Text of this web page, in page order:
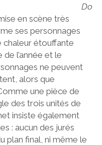
Do
en scène très
ses personnages
chaleur étouffante
de l’année et le
ne peuvent
alors que
une pièce de
des trois unités de
insiste également
: aucun des jurés
plan final, ni même le